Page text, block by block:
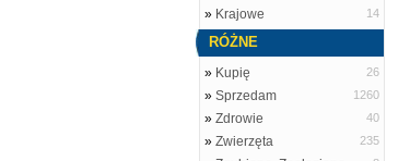
» Krajowe 14
RÓŻNE
» Kupię 26
» Sprzedam 1260
» Zdrowie 40
» Zwierzęta 235